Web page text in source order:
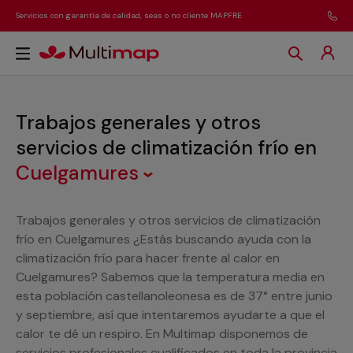
Servicios con garantía de calidad, seas o no cliente MAPFRE
Trabajos generales y otros
servicios de climatización frío en
Cuelgamures
Trabajos generales y otros servicios de climatización
frío en Cuelgamures ¿Estás buscando ayuda con la
climatización frío para hacer frente al calor en
Cuelgamures? Sabemos que la temperatura media en
esta población castellanoleonesa es de 37° entre junio
y septiembre, así que intentaremos ayudarte a que el
calor te dé un respiro. En Multimap disponemos de